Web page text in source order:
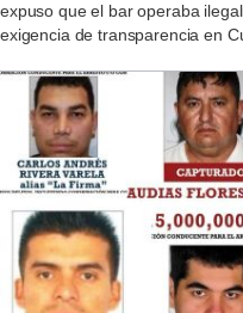
expuso que el bar operaba
exigencia de transparencia en